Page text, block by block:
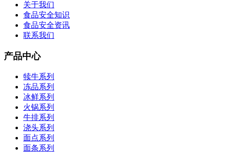
关于我们
食品安全知识
食品安全资讯
联系我们
产品中心
犊牛系列
冻品系列
冰鲜系列
火锅系列
牛排系列
浇头系列
面点系列
面条系列